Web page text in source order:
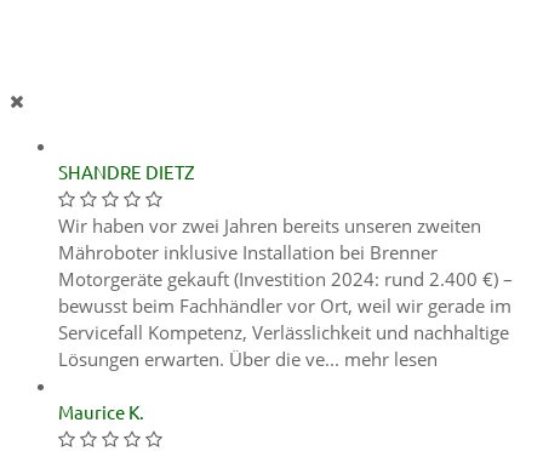
SHANDRE DIETZ
Wir haben vor zwei Jahren bereits unseren zweiten
Mähroboter inklusive Installation bei Brenner
Motorgeräte gekauft (Investition 2024: rund 2.400 €) –
bewusst beim Fachhändler vor Ort, weil wir gerade im
Servicefall Kompetenz, Verlässlichkeit und nachhaltige
Lösungen erwarten. Über die ve... mehr lesen
Maurice K.